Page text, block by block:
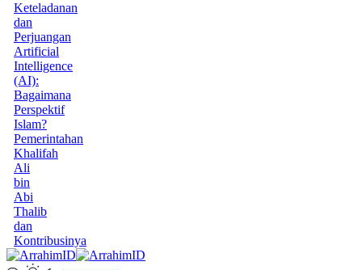
Keteladanan
dan
Perjuangan
Artificial
Intelligence
(AI):
Bagaimana
Perspektif
Islam?
Pemerintahan
Khalifah
Ali
bin
Abi
Thalib
dan
Kontribusinya